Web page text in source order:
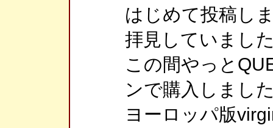
はじめて投稿し
拝見していまし
この間やっと
ンで購入しまし
ヨーロッパ版